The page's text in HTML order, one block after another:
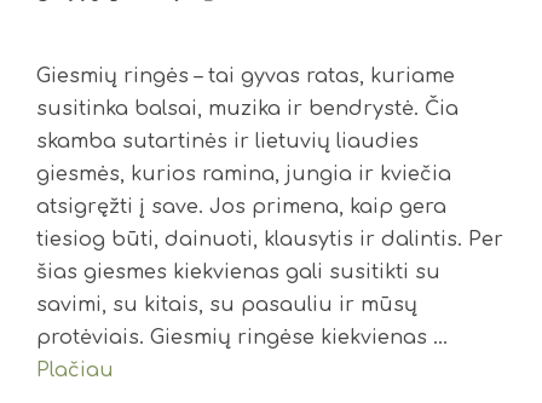
Giesmių ringės – tai gyvas ratas, kuriame
susitinka balsai, muzika ir bendrystė. Čia
skamba sutartinės ir lietuvių liaudies
giesmės, kurios ramina, jungia ir kviečia
atsigręžti į save. Jos primena, kaip gera
tiesiog būti, dainuoti, klausytis ir dalintis. Per
šias giesmes kiekvienas gali susitikti su
savimi, su kitais, su pasauliu ir mūsų
protėviais. Giesmių ringėse kiekvienas …
Plačiau